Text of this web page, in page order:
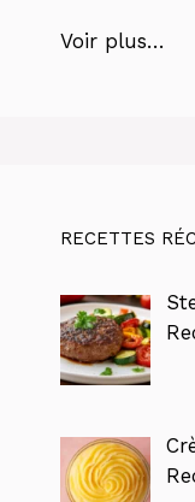
Voir plus…
RECETTES